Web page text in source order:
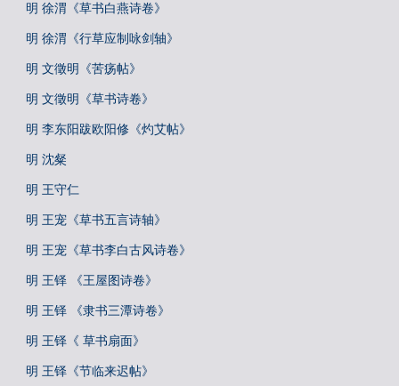
明 徐渭《草书白燕诗卷》
明 徐渭《行草应制咏剑轴》
明 文徵明《苦疡帖》
明 文徵明《草书诗卷》
明 李东阳跋欧阳修《灼艾帖》
明 沈粲
明 王守仁
明 王宠《草书五言诗轴》
明 王宠《草书李白古风诗卷》
明 王铎 《王屋图诗卷》
明 王铎 《隶书三潭诗卷》
明 王铎《 草书扇面》
明 王铎《节临来迟帖》